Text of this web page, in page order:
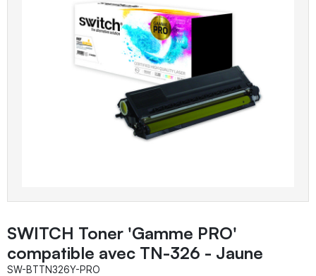
SWITCH Toner 'Gamme PRO'
compatible avec TN-326 - Jaune
SW-BTTN326Y-PRO